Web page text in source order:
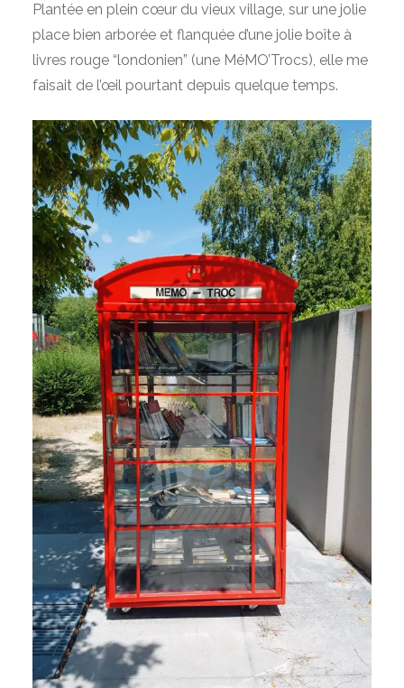
Plantée en plein cœur du vieux village, sur une jolie
place bien arborée et flanquée d’une jolie boîte à
livres rouge “londonien” (une MéMO’Trocs), elle me
faisait de l’œil pourtant depuis quelque temps.